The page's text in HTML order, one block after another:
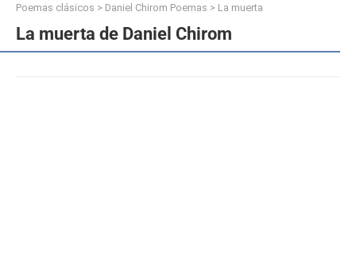
Poemas clásicos > Daniel Chirom Poemas > La muerta
La muerta de Daniel Chirom